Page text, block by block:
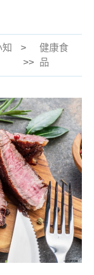
>
>>
健康食
品